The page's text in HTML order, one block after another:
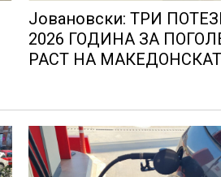
Јовановски: ТРИ
2026 ГОДИНА ЗА
РАСТ НА